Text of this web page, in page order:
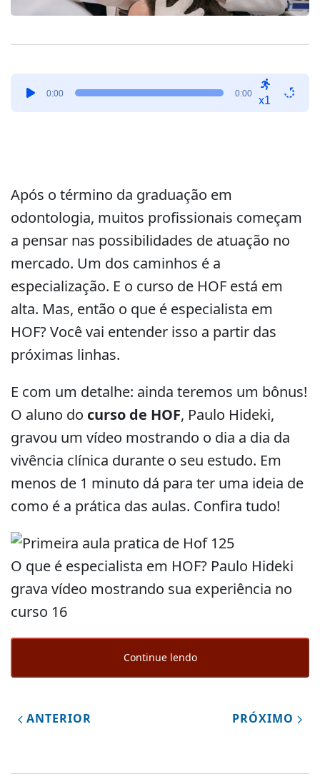
0:00 0:00
x1
Após o término da graduação em
odontologia, muitos profissionais começam
a pensar nas possibilidades de atuação no
mercado. Um dos caminhos é a
especialização. E o curso de HOF está em
alta. Mas, então o que é especialista em
HOF? Você vai entender isso a partir das
próximas linhas.
E com um detalhe: ainda teremos um bônus!
O aluno do curso de HOF, Paulo Hideki,
gravou um vídeo mostrando o dia a dia da
vivência clínica durante o seu estudo. Em
menos de 1 minuto dá para ter uma ideia de
como é a prática das aulas. Confira tudo!
O que é especialista em HOF? Paulo Hideki
grava vídeo mostrando sua experiência no
curso 16
Continue lendo
ANTERIOR PRÓXIMO